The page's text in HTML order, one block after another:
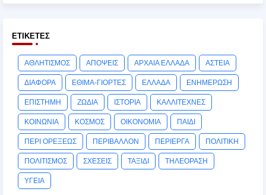
ΕΤΙΚΈΤΕΣ
ΑΘΛΗΤΙΣΜΟΣ ΑΠΟΨΕΙΣ ΑΡΧΑΙΑ ΕΛΛΑΔΑ ΑΣΤΕΙΑ
ΔΙΑΦΟΡΑ ΕΘΙΜΑ-ΓΙΟΡΤΕΣ ΕΛΛΑΔΑ ΕΝΗΜΕΡΩΣΗ
ΕΠΙΣΤΗΜΗ ΖΩΔΙΑ ΙΣΤΟΡΙΑ ΚΑΛΛΙΤΕΧΝΕΣ
ΚΟΙΝΩΝΙΑ ΚΟΣΜΟΣ ΟΙΚΟΝΟΜΙΑ ΠΑΙΔΙ
ΠΕΡΙ ΟΡΕΞΕΩΣ ΠΕΡΙΒΑΛΛΟΝ ΠΕΡΙΕΡΓΑ ΠΟΛΙΤΙΚΗ
ΠΟΛΙΤΙΣΜΟΣ ΣΧΕΣΕΙΣ ΤΑΞΙΔΙ ΤΗΛΕΟΡΑΣΗ
ΥΓΕΙΑ